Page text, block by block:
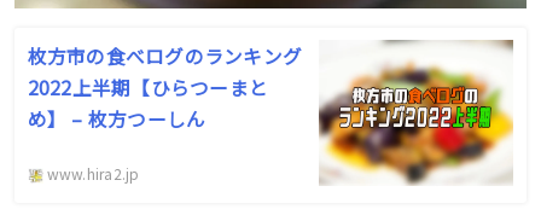
枚方市の食べログのランキング
2022上半期【ひらつーまと
め】 – 枚方つーしん
www.hira2.jp